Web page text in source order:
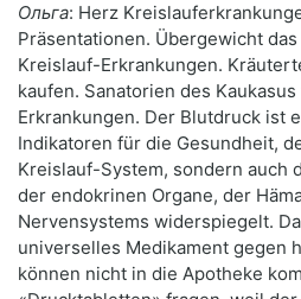
Ольга: Herz
Präsentationen. Übergewicht
Kreislauf-Erkrankungen.
kaufen. Sanatorien des
Erkrankungen. Der Blutdruck ist
Indikatoren für die Gesundheit,
Kreislauf-System, sondern auch
der endokrinen Organe, der
Nervensystems widerspiegelt.
universelles Medikament gegen
können nicht in die Apotheke